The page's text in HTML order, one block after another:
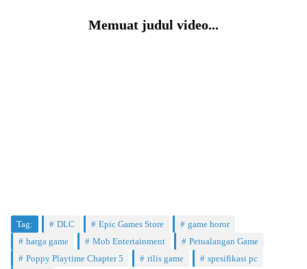
Memuat judul video...
Tag: DLC Epic Games Store
game horor
harga game
Mob Entertainment
Petualangan Game
Poppy Playtime Chapter 5
rilis game
spesifikasi pc